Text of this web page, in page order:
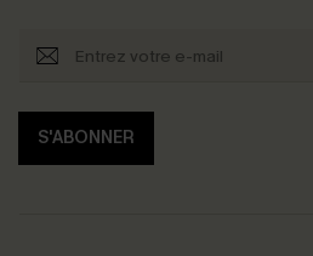
S'ABONNER